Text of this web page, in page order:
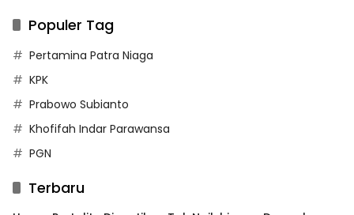
Populer Tag
Pertamina Patra Niaga
KPK
Prabowo Subianto
Khofifah Indar Parawansa
PGN
Terbaru